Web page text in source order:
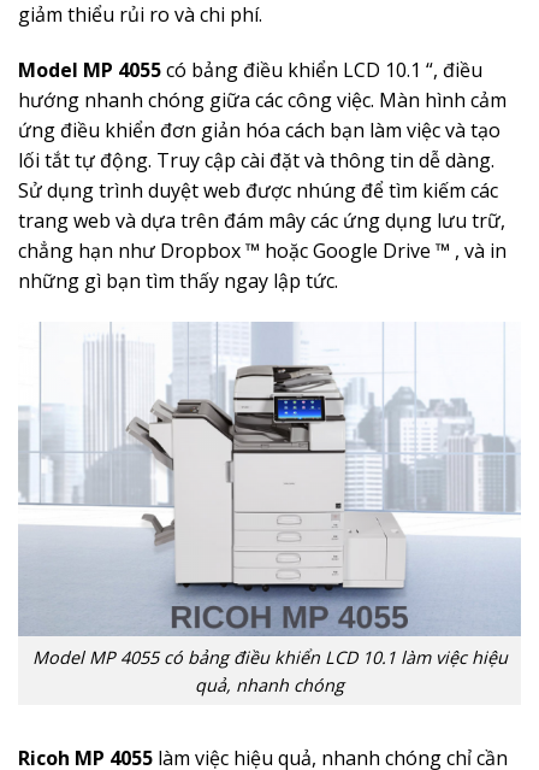
giảm thiểu rủi ro và chi phí.
Model MP 4055có bảng điều khiển LCD 10.1 “, điều
hướng nhanh chóng giữa các công việc. Màn hình cảm
ứng điều khiển đơn giản hóa cách bạn làm việc và tạo
lối tắt tự động. Truy cập cài đặt và thông tin dễ dàng.
Sử dụng trình duyệt web được nhúng để tìm kiếm các
trang web và dựa trên đám mây các ứng dụng lưu trữ,
chẳng hạn như Dropbox ™ hoặc Google Drive ™ , và in
những gì bạn tìm thấy ngay lập tức.
Model MP 4055 có bảng điều khiển LCD 10.1 làm việc hiệu
quả, nhanh chóng
Ricoh MP 4055 làm việc hiệu quả, nhanh chóng chỉ cần